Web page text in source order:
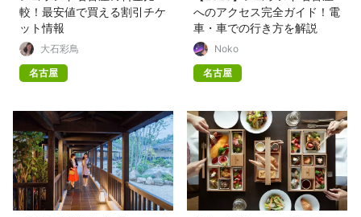
較！最安値で買える割引チケ
ット情報
大石彩鳥
名古屋
へのアクセス完全ガイド！電
車・車での行き方を解説
Noko
名古屋